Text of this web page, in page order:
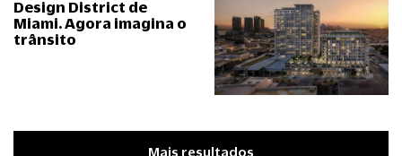
Design District de
Miami. Agora imagina o
trânsito
Mais resultados